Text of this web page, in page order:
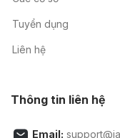
Tuyển dụng
Liên hệ
Thông tin liên hệ
Email: